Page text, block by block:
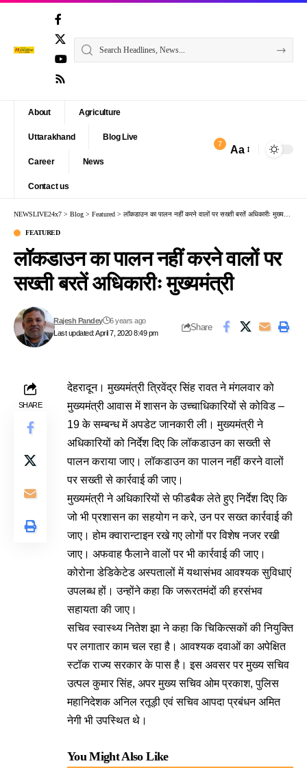
About Agriculture
Uttarakhand Blog Live
Career News
Contact us
7 Aa
NEWSLIVE24x7 > Blog > Featured > लॉकडाउन का पालन नहीं करने वालों पर सख्ती बरतें अधिकारीः मुख्यमंत्री
FEATURED
लॉकडाउन का पालन नहीं करने वालों पर
सख्ती बरतें अधिकारीः मुख्यमंत्री
Last updated: April 7, 2020 8:49 pm
Rajesh Pandey 6 years ago
Share
SHARE
देहरादून। मुख्यमंत्री त्रिवेंद्र सिंह रावत ने मंगलवार को
मुख्यमंत्री आवास में शासन के उच्चाधिकारियों से कोविड –
19 के सम्बन्ध में अपडेट जानकारी ली। मुख्यमंत्री ने
अधिकारियों को निर्देश दिए कि लॉकडाउन का सख्ती से
पालन कराया जाए। लॉकडाउन का पालन नहीं करने वालों
पर सख्ती से कार्रवाई की जाए।
मुख्यमंत्री ने अधिकारियों से फीडबैक लेते हुए निर्देश दिए कि
जो भी प्रशासन का सहयोग न करे, उन पर सख्त कार्रवाई की
जाए। होम क्वारान्टाइन रखे गए लोगों पर विशेष नजर रखी
जाए। अफवाह फैलाने वालों पर भी कार्रवाई की जाए।
कोरोना डेडिकेटेड अस्पतालों में यथासंभव आवश्यक सुविधाएं
उपलब्ध हों। उन्होंने कहा कि जरूरतमंदों की हरसंभव
सहायता की जाए।
सचिव स्वास्थ्य नितेश झा ने कहा कि चिकित्सकों की नियुक्ति
पर लगातार काम चल रहा है। आवश्यक दवाओं का अपेक्षित
स्टॉक राज्य सरकार के पास है। इस अवसर पर मुख्य सचिव
उत्पल कुमार सिंह, अपर मुख्य सचिव ओम प्रकाश, पुलिस
महानिदेशक अनिल रतूड़ी एवं सचिव आपदा प्रबंधन अमित
नेगी भी उपस्थित थे।
You Might Also Like